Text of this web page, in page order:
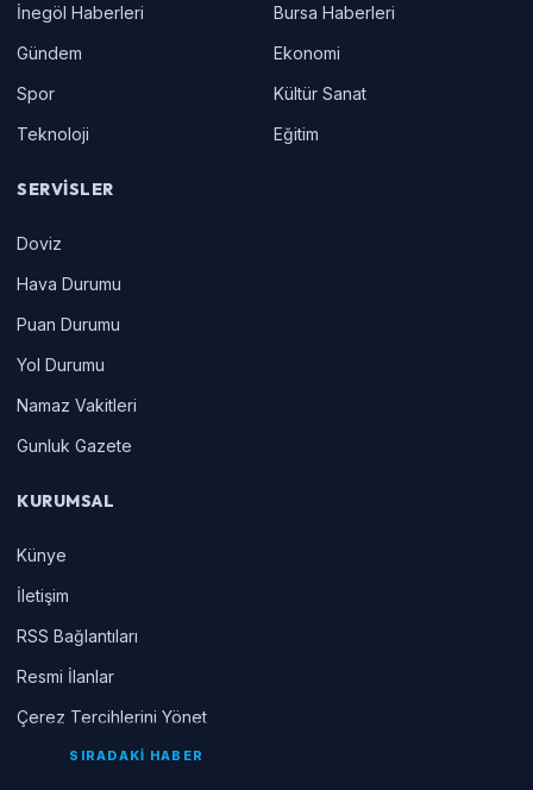
İnegöl Haberleri
Bursa Haberleri
Gündem
Ekonomi
Spor
Kültür Sanat
Teknoloji
Eğitim
SERVISLER
Doviz
Hava Durumu
Puan Durumu
Yol Durumu
Namaz Vakitleri
Gunluk Gazete
KURUMSAL
Künye
İletişim
RSS Bağlantıları
Resmi İlanlar
Çerez Tercihlerini Yönet
SIRADAKİ HABER